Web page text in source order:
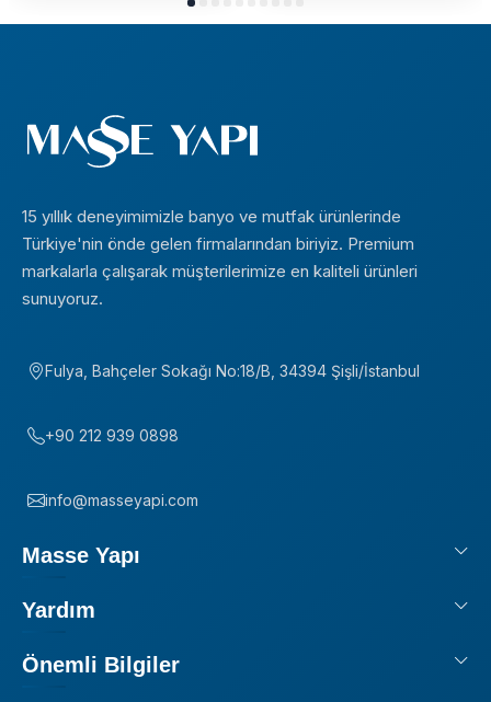
15 yıllık deneyimimizle banyo ve mutfak ürünlerinde
Türkiye'nin önde gelen firmalarından biriyiz. Premium
markalarla çalışarak müşterilerimize en kaliteli ürünleri
sunuyoruz.
Fulya, Bahçeler Sokağı No:18/B, 34394 Şişli/İstanbul
+90 212 939 0898
info@masseyapi.com
Masse Yapı
Yardım
Önemli Bilgiler